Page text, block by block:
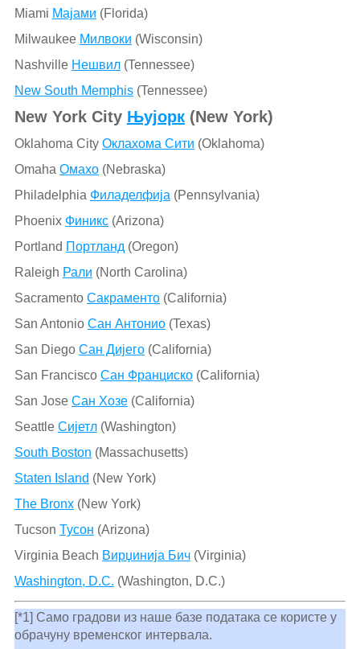
Miami Мајами (Florida)
Milwaukee Милвоки (Wisconsin)
Nashville Нешвил(Tennessee)
New South Memphis(Tennessee)
New York City Њујорк(New York)
Oklahoma City Оклахома Сити (Oklahoma)
Omaha Омахо(Nebraska)
Philadelphia Филаделфија (Pennsylvania)
Phoenix Финикс(Arizona)
Portland Портланд (Oregon)
Raleigh Рали (North Carolina)
Sacramento Сакраменто(California)
San Antonio Сан Антонио(Texas)
San Diego Сан Дијего(California)
San Francisco Сан Франциско(California)
San Jose Сан Хозе(California)
Seattle Сијетл(Washington)
South Boston (Massachusetts)
Staten Island (New York)
The Bronx(New York)
Tucson Тусон (Arizona)
Virginia Beach Вирџинија Бич(Virginia)
Washington, D.C. (Washington, D.C.)
[*1] Само градови из наше базе података се користе у
обрачуну временског интервала.